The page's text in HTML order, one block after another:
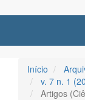
Início
v. 7 n. 1
Artigos